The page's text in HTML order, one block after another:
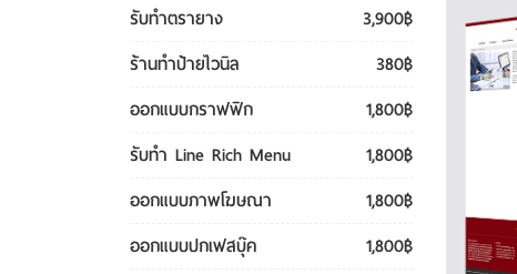
รับทําตรายาง
3,900฿
ร้านทำป้ายไวนิล
380฿
ออกแบบกราฟฟิก
1,800฿
รับทํา Line Rich Menu
1,800฿
ออกแบบภาพโฆษณา
1,800฿
ออกแบบปกเฟสบุ๊ค
1,800฿